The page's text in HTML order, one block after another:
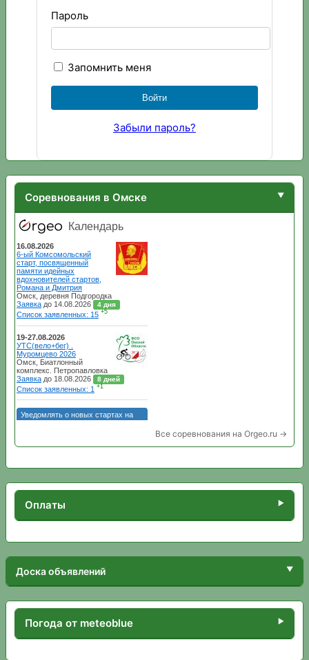
Пароль
Запомнить меня
Забыли пароль?
Соревнования в Омске
Все соревнования на Orgeo.ru →
Оплаты
Доска объявлений
Погода от meteoblue